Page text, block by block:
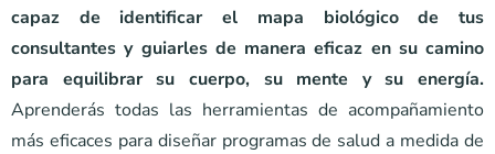
capaz de identificar el mapa biológico de tus
consultantes y guiarles de manera eficaz en su camino
para equilibrar su cuerpo, su mente y su energía.
Aprenderás todas las herramientas de acompañamiento
más eficaces para diseñar programas de salud a medida de